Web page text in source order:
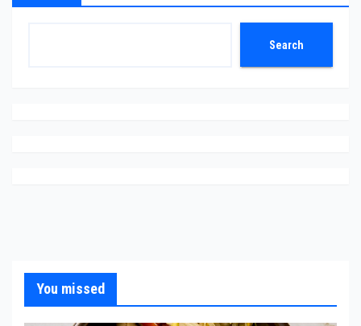
Search
You missed